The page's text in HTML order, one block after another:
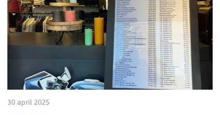
30 april 2025